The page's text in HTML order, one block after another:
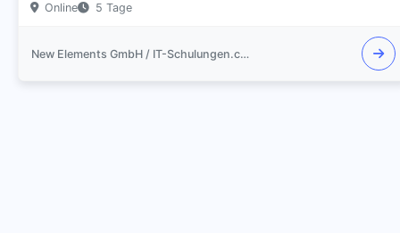
Online 5 Tage
New Elements GmbH / IT-Schulungen.com